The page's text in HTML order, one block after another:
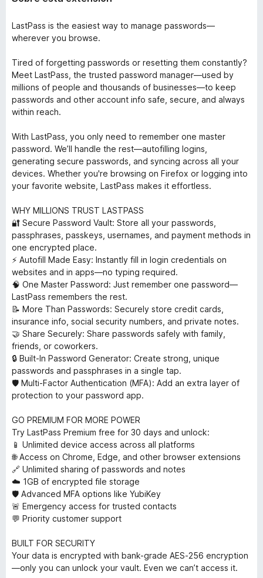
LastPass is the easiest way to manage passwords—
wherever you browse.
Tired of forgetting passwords or resetting them constantly?
Meet LastPass, the trusted password manager—used by
millions of people and thousands of businesses—to keep
passwords and other account info safe, secure, and always
within reach.
With LastPass, you only need to remember one master
password. We’ll handle the rest—autofilling logins,
generating secure passwords, and syncing across all your
devices. Whether you're browsing on Firefox or logging into
your favorite website, LastPass makes it effortless.
WHY MILLIONS TRUST LASTPASS
🔐 Secure Password Vault: Store all your passwords,
passphrases, passkeys, usernames, and payment methods in
one encrypted place.
⚡ Autofill Made Easy: Instantly fill in login credentials on
websites and in apps—no typing required.
🧠 One Master Password: Just remember one password—
LastPass remembers the rest.
📝 More Than Passwords: Securely store credit cards,
insurance info, social security numbers, and private notes.
🤝 Share Securely: Share passwords safely with family,
friends, or coworkers.
🔒 Built-In Password Generator: Create strong, unique
passwords and passphrases in a single tap.
🛡️ Multi-Factor Authentication (MFA): Add an extra layer of
protection to your password app.
GO PREMIUM FOR MORE POWER
Try LastPass Premium free for 30 days and unlock:
📱 Unlimited device access across all platforms
🌐 Access on Chrome, Edge, and other browser extensions
🔗 Unlimited sharing of passwords and notes
☁️ 1GB of encrypted file storage
🛡️ Advanced MFA options like YubiKey
🚨 Emergency access for trusted contacts
💬 Priority customer support
BUILT FOR SECURITY
Your data is encrypted with bank-grade AES-256 encryption
—only you can unlock your vault. Even we can’t access it.